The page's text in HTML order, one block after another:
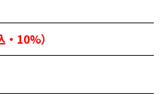
10%）